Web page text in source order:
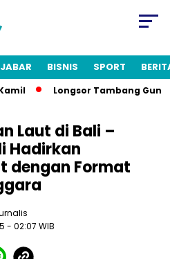
BISNIS SPORT
Longsor Tambang Gunung
Laut di Bali –
Hadirkan
dengan Format
- 02:07 WIB